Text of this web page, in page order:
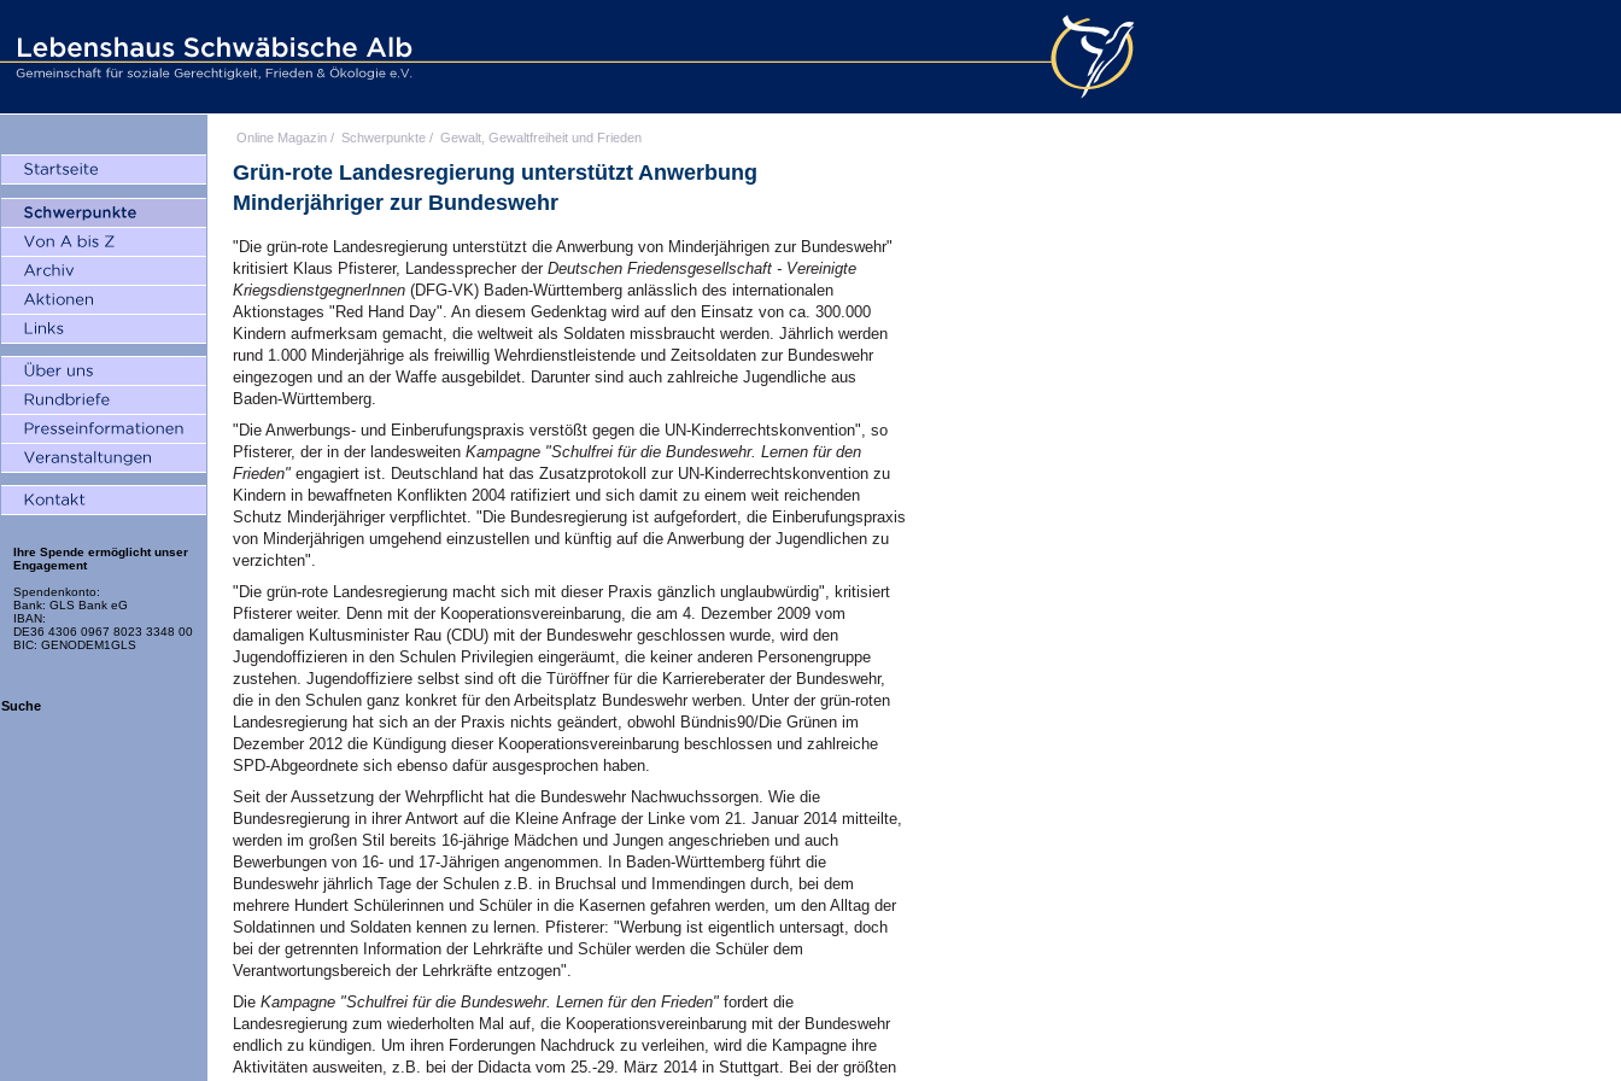
Ihre Spende ermöglicht unser
Engagement
Spendenkonto:
Bank: GLS Bank eG
IBAN:
DE36 4306 0967 8023 3348 00
BIC: GENODEM1GLS
Suche
Online Magazin / Schwerpunkte / Gewalt, Gewaltfreiheit und Frieden
Grün-rote Landesregierung unterstützt Anwerbung
Minderjähriger zur Bundeswehr
"Die grün-rote Landesregierung unterstützt die Anwerbung von Minderjährigen zur Bundeswehr"
kritisiert Klaus Pfisterer, Landessprecher der Deutschen Friedensgesellschaft - Vereinigte
KriegsdienstgegnerInnen (DFG-VK) Baden-Württemberg anlässlich des internationalen
Aktionstages "Red Hand Day". An diesem Gedenktag wird auf den Einsatz von ca. 300.000
Kindern aufmerksam gemacht, die weltweit als Soldaten missbraucht werden. Jährlich werden
rund 1.000 Minderjährige als freiwillig Wehrdienstleistende und Zeitsoldaten zur Bundeswehr
eingezogen und an der Waffe ausgebildet. Darunter sind auch zahlreiche Jugendliche aus
Baden-Württemberg.
"Die Anwerbungs- und Einberufungspraxis verstößt gegen die UN-Kinderrechtskonvention", so
Pfisterer, der in der landesweiten Kampagne "Schulfrei für die Bundeswehr. Lernen für den
Frieden" engagiert ist. Deutschland hat das Zusatzprotokoll zur UN-Kinderrechtskonvention zu
Kindern in bewaffneten Konflikten 2004 ratifiziert und sich damit zu einem weit reichenden
Schutz Minderjähriger verpflichtet. "Die Bundesregierung ist aufgefordert, die Einberufungspraxis
von Minderjährigen umgehend einzustellen und künftig auf die Anwerbung der Jugendlichen zu
verzichten".
"Die grün-rote Landesregierung macht sich mit dieser Praxis gänzlich unglaubwürdig", kritisiert
Pfisterer weiter. Denn mit der Kooperationsvereinbarung, die am 4. Dezember 2009 vom
damaligen Kultusminister Rau (CDU) mit der Bundeswehr geschlossen wurde, wird den
Jugendoffizieren in den Schulen Privilegien eingeräumt, die keiner anderen Personengruppe
zustehen. Jugendoffiziere selbst sind oft die Türöffner für die Karriereberater der Bundeswehr,
die in den Schulen ganz konkret für den Arbeitsplatz Bundeswehr werben. Unter der grün-roten
Landesregierung hat sich an der Praxis nichts geändert, obwohl Bündnis90/Die Grünen im
Dezember 2012 die Kündigung dieser Kooperationsvereinbarung beschlossen und zahlreiche
SPD-Abgeordnete sich ebenso dafür ausgesprochen haben.
Seit der Aussetzung der Wehrpflicht hat die Bundeswehr Nachwuchssorgen. Wie die
Bundesregierung in ihrer Antwort auf die Kleine Anfrage der Linke vom 21. Januar 2014 mitteilte,
werden im großen Stil bereits 16-jährige Mädchen und Jungen angeschrieben und auch
Bewerbungen von 16- und 17-Jährigen angenommen. In Baden-Württemberg führt die
Bundeswehr jährlich Tage der Schulen z.B. in Bruchsal und Immendingen durch, bei dem
mehrere Hundert Schülerinnen und Schüler in die Kasernen gefahren werden, um den Alltag der
Soldatinnen und Soldaten kennen zu lernen. Pfisterer: "Werbung ist eigentlich untersagt, doch
bei der getrennten Information der Lehrkräfte und Schüler werden die Schüler dem
Verantwortungsbereich der Lehrkräfte entzogen".
Die Kampagne "Schulfrei für die Bundeswehr. Lernen für den Frieden" fordert die
Landesregierung zum wiederholten Mal auf, die Kooperationsvereinbarung mit der Bundeswehr
endlich zu kündigen. Um ihren Forderungen Nachdruck zu verleihen, wird die Kampagne ihre
Aktivitäten ausweiten, z.B. bei der Didacta vom 25.-29. März 2014 in Stuttgart. Bei der größten